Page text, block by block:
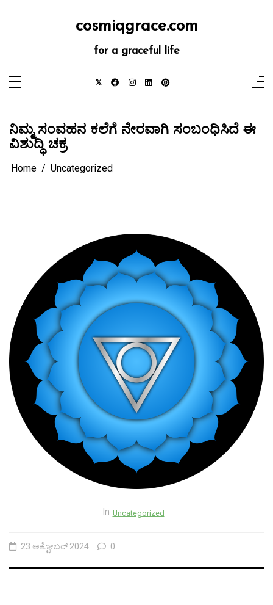
cosmiqgrace.com
for a graceful life
ನಿಮ್ಮ ಸಂವಹನ ಕಲೆಗೆ ನೇರವಾಗಿ ಸಂಬಂಧಿಸಿದೆ ಈ
ವಿಶುದ್ಧಿ ಚಕ್ರ
Home Uncategorized
In Uncategorized
23 ಅಕ್ಟೋಬರ್ 2024 0